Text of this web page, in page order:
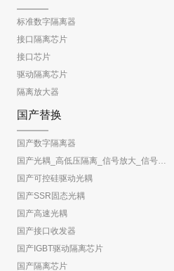
标准数字隔离器
接口隔离芯片
接口芯片
驱动隔离芯片
隔离放大器
国产替换
国产数字隔离器
国产光耦_高低压隔离_信号放大_信号反馈
国产可控硅驱动光耦
国产SSR固态光耦
国产高速光耦
国产接口收发器
国产IGBT驱动隔离芯片
国产隔离芯片